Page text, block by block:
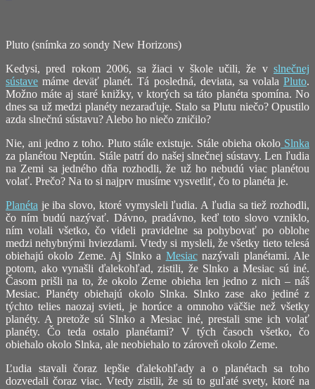
Pluto (snímka zo sondy New Horizons)
Kedysi, pred rokom 2006, sa žiaci v škole učili, že v slnečnej
sústave máme deväť planét. Tá posledná, deviata, sa volala Pluto.
Možno máte aj staré knižky, v ktorých sa táto planéta spomína. No
dnes sa už medzi planéty nezaraďuje. Stalo sa Plutu niečo? Opustilo
azda slnečnú sústavu? Alebo ho niečo zničilo?
Nie, ani jedno z toho. Pluto stále existuje. Stále obieha okolo Slnka
za planétou Neptún. Stále patrí do našej slnečnej sústavy. Len ľudia
na Zemi sa jedného dňa rozhodli, že už ho nebudú viac planétou
volať. Prečo? Na to si najprv musíme vysvetliť, čo to planéta je.
Planéta je iba slovo, ktoré vymysleli ľudia. A ľudia sa tiež rozhodli,
čo ním budú nazývať. Dávno, pradávno, keď toto slovo vzniklo,
ním volali všetko, čo videli pravidelne sa pohybovať po oblohe
medzi nehybnými hviezdami. Vtedy si mysleli, že všetky tieto telesá
obiehajú okolo Zeme. Aj Slnko a Mesiacnazývali planétami. Ale
potom, ako vynašli ďalekohľad, zistili, že Slnko a Mesiac sú iné.
Časom prišli na to, že okolo Zeme obieha len jedno z nich – náš
Mesiac. Planéty obiehajú okolo Slnka. Slnko zase ako jediné z
týchto telies naozaj svieti, je horúce a omnoho väčšie než všetky
planéty. A pretože sú Slnko a Mesiac iné, prestali sme ich volať
planéty. Čo teda ostalo planétami? V tých časoch všetko, čo
obiehalo okolo Slnka, ale neobiehalo to zároveň okolo Zeme.
Ľudia stavali čoraz lepšie ďalekohľady a o planétach sa toho
dozvedali čoraz viac. Vtedy zistili, že sú to guľaté svety, ktoré na